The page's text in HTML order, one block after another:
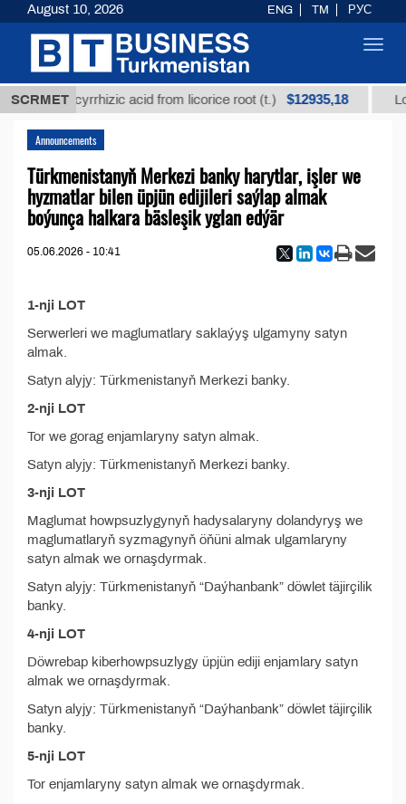
SCRMETglycyrrhizic acid from licorice root (t.) $12935,18
Announcements
Türkmenistanyň Merkezi banky harytlar, işler we
hyzmatlar bilen üpjün edijileri saýlap almak
boýunça halkara bäsleşik yglan edýär
05.06.2026 - 10:41
1-nji LOT
Serwerleri we maglumatlary saklaýyş ulgamyny satyn
almak.
Satyn alyjy: Türkmenistanyň Merkezi banky.
2-nji LOT
Tor we gorag enjamlaryny satyn almak.
Satyn alyjy: Türkmenistanyň Merkezi banky.
3-nji LOT
Maglumat howpsuzlygynyň hadysalaryny dolandyryş we
maglumatlaryň syzmagynyň öňüni almak ulgamlaryny
satyn almak we ornaşdyrmak.
Satyn alyjy: Türkmenistanyň “Daýhanbank” döwlet täjirçilik
banky.
4-nji LOT
Döwrebap kiberhowpsuzlygy üpjün ediji enjamlary satyn
almak we ornaşdyrmak.
Satyn alyjy: Türkmenistanyň “Daýhanbank” döwlet täjirçilik
banky.
5-nji LOT
Tor enjamlaryny satyn almak we ornaşdyrmak.
August 10, 2026 ENG TM РУС